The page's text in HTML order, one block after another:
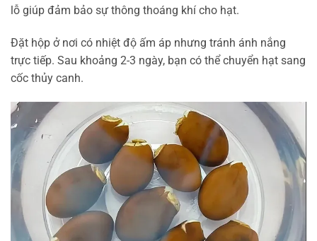
lỗ giúp đảm bảo sự thông thoáng khí cho hạt.
Đặt hộp ở nơi có nhiệt độ ấm áp nhưng tránh ánh nắng
trực tiếp. Sau khoảng 2-3 ngày, bạn có thể chuyển hạt sang
cốc thủy canh.